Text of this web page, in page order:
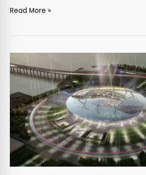
Read More »
Cup
STADIOANELE:
Sankt
Petersburg
Stadium